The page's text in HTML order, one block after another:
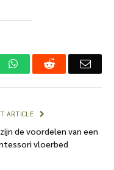
WhatsAppReddit
ARTICLE
de voordelen van een
vloerbed